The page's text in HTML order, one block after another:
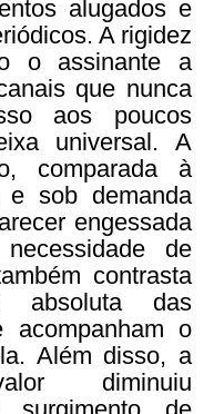
alugados e
A rigidez
o assinante a
que nunca
aos poucos
universal. A
comparada à
e sob demanda
engessada
de
contrasta
absoluta das
acompanham o
Além disso, a
diminuiu